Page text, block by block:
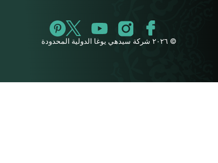
© ٢٠٢٦ شركة سيدهي يوغا الدولية المحدودة